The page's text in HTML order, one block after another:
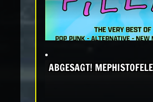
ABGESAGT!